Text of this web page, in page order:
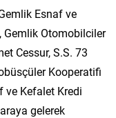
Esnaf ve
Gemlik Otomobilciler
Cessur, S.S. 73
Kooperatifi
ve Kefalet Kredi
gelerek